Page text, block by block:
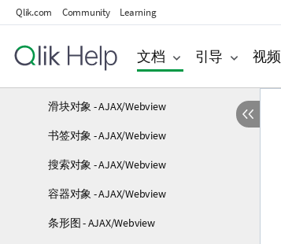
Qlik.com Community Learning
文档 引导 视频
文本对象 - AJAX/Webview
线/箭头对象 - AJAX/Webview
滑块对象 - AJAX/Webview
书签对象 - AJAX/Webview
搜索对象 - AJAX/Webview
容器对象 - AJAX/Webview
条形图 - AJAX/Webview